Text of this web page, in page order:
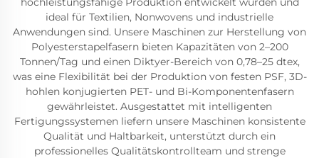
ideal für Textilien, Nonwovens und industrielle
Anwendungen sind. Unsere Maschinen zur Herstellung von
Polyesterstapelfasern bieten Kapazitäten von 2–200
Tonnen/Tag und einen Diktyer-Bereich von 0,78–25 dtex,
was eine Flexibilität bei der Produktion von festen PSF, 3D-
hohlen konjugierten PET- und Bi-Komponentenfasern
gewährleistet. Ausgestattet mit intelligenten
Fertigungssystemen liefern unsere Maschinen konsistente
Qualität und Haltbarkeit, unterstützt durch ein
professionelles Qualitätskontrollteam und strenge